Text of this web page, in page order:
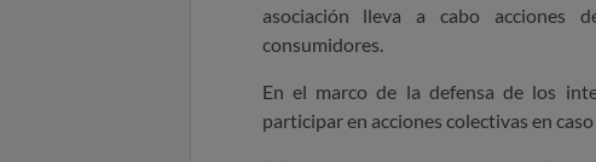
asociación lleva a cabo acciones
consumidores.
En el marco de la defensa de los
participar en acciones colectivas en